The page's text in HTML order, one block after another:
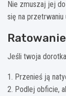
Nie zmuszaj jej
się na przetrwaniu
Jeśli twoja
1. Przenieś ją
2. Podlej obficie,